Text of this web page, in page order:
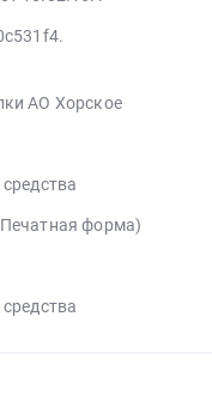
АО Хорское
форма)